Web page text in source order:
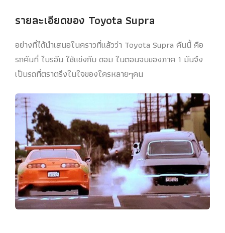
รายละเอียดของ Toyota Supra
อย่างที่ได้นำเสนอในคราวที่แล้วว่า Toyota Supra คันนี้ คือ
รถคันที่ ไบรอัน ใช้แข่งกับ ดอม ในตอนจบของภาค 1 มันจึง
เป็นรถที่ตราตรึงในใจของใครหลายๆคน